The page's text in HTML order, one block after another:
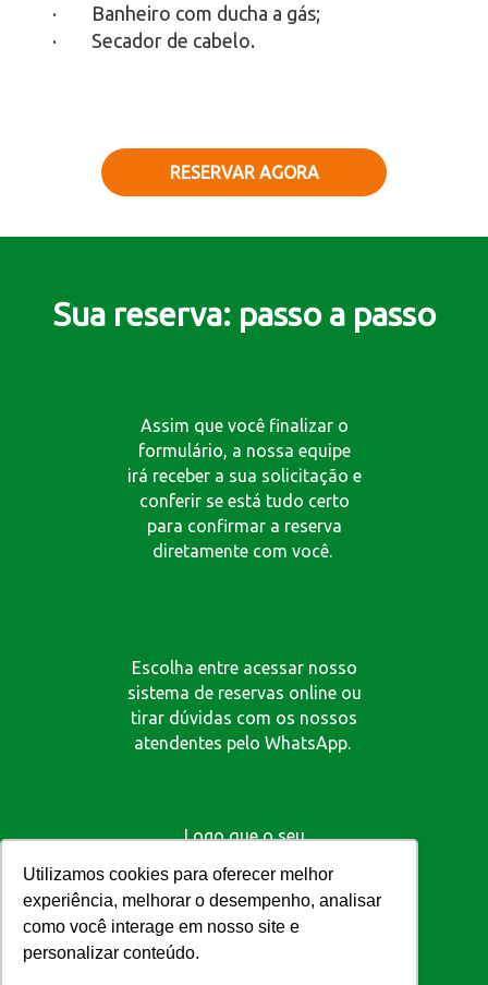
Utilizamos cookies para oferecer melhor
experiência, melhorar o desempenho, analisar
como você interage em nosso site e
personalizar conteúdo.
· Banheiro com ducha a gás;
· Secador de cabelo.
RESERVAR AGORA
Sua reserva: passo a passo
Assim que você finalizar o
formulário, a nossa equipe
irá receber a sua solicitação e
conferir se está tudo certo
para confirmar a reserva
diretamente com você.
Escolha entre acessar nosso
sistema de reservas online ou
tirar dúvidas com os nossos
atendentes pelo WhatsApp.
Logo que o seu
sua reserva será concluída
e a sua estada já estará
organizada.